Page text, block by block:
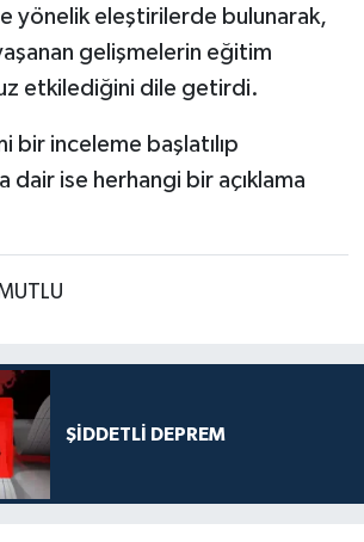
yönelik eleştirilerde bulunarak,
gelişmelerin eğitim
etkilediğini dile getirdi.
bir inceleme başlatılıp
dair ise herhangi bir açıklama
ŞİDDETLİ DEPREM